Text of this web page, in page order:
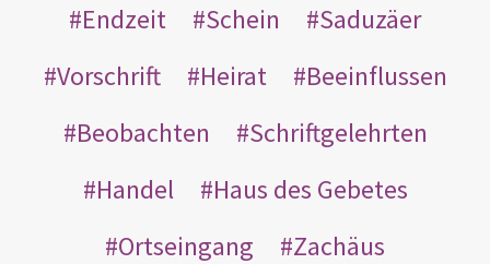
Endzeit
Schein
Saduzäer
Vorschrift
Heirat
Beeinflussen
Beobachten
Schriftgelehrten
Handel
Haus des Gebetes
Ortseingang
Zachäus